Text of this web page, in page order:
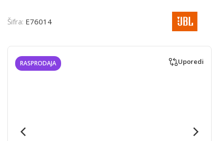
Šifra: E76014
RASPRODAJA Uporedi